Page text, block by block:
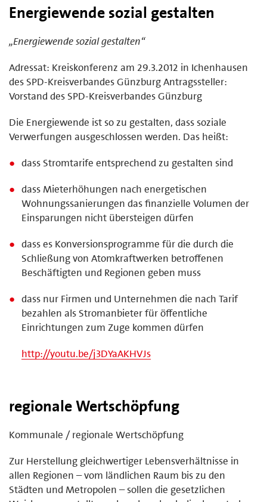
Energiewende sozial gestalten
„Energiewende sozial gestalten“
Adressat: Kreiskonferenz am 29.3.2012 in Ichenhausen
des SPD-Kreisverbandes Günzburg Antragssteller:
Vorstand des SPD-Kreisverbandes Günzburg
Die Energiewende ist so zu gestalten, dass soziale
Verwerfungen ausgeschlossen werden. Das heißt:
dass Stromtarife entsprechend zu gestalten sind
dass Mieterhöhungen nach energetischen
Wohnungssanierungen das finanzielle Volumen der
Einsparungen nicht übersteigen dürfen
dass es Konversionsprogramme für die durch die
Schließung von Atomkraftwerken betroffenen
Beschäftigten und Regionen geben muss
dass nur Firmen und Unternehmen die nach Tarif
bezahlen als Stromanbieter für öffentliche
Einrichtungen zum Zuge kommen dürfen
http://youtu.be/j3DYaAKHVJs
regionale Wertschöpfung
Kommunale / regionale Wertschöpfung
Zur Herstellung gleichwertiger Lebensverhältnisse in
allen Regionen – vom ländlichen Raum bis zu den
Städten und Metropolen – sollen die gesetzlichen